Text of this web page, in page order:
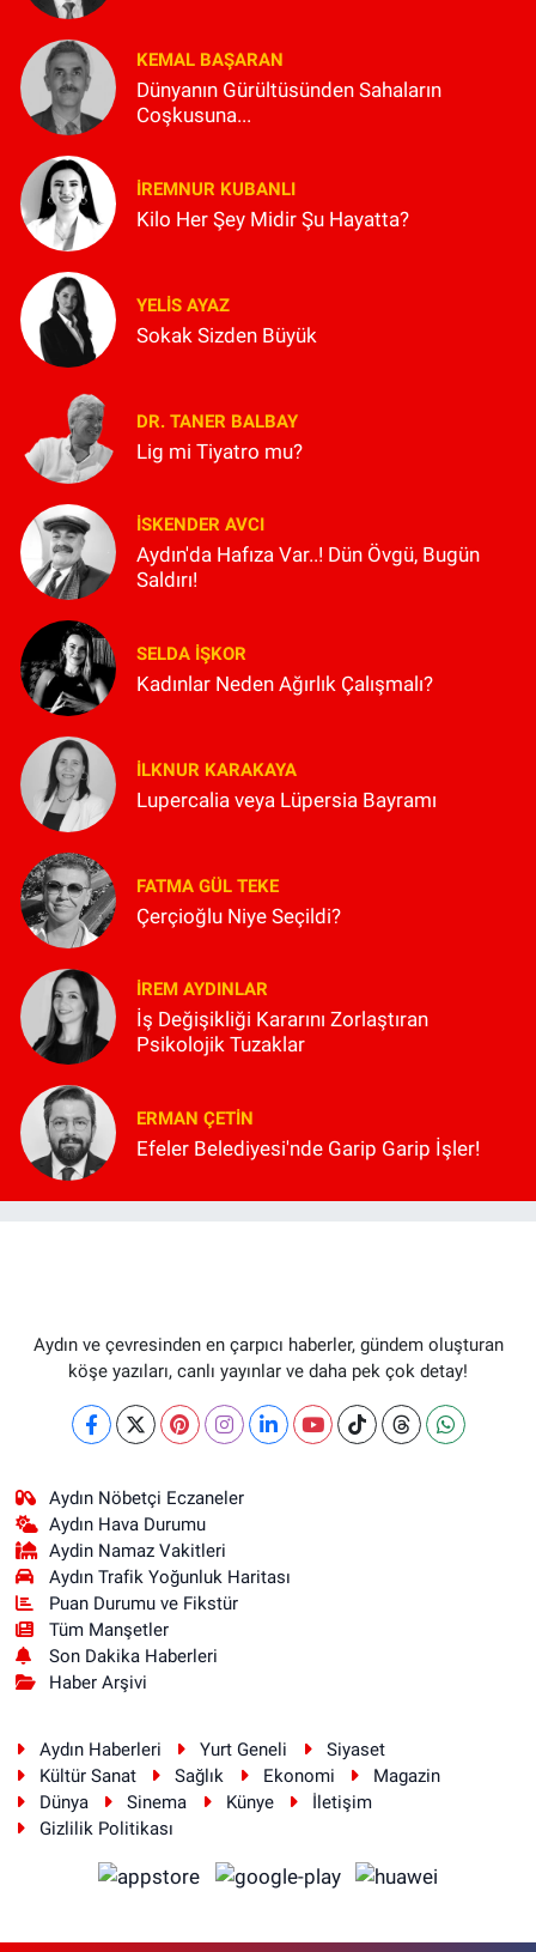
KEMAL BAŞARAN
Dünyanın Gürültüsünden Sahaların
Coşkusuna...
İREMNUR KUBANLI
Kilo Her Şey Midir Şu Hayatta?
YELIS AYAZ
Sokak Sizden Büyük
DR. TANER BALBAY
Lig mi Tiyatro mu?
İSKENDER AVCI
Aydın'da Hafıza Var..! Dün Övgü, Bugün
Saldırı!
SELDA İŞKOR
Kadınlar Neden Ağırlık Çalışmalı?
İLKNUR KARAKAYA
Lupercalia veya Lüpersia Bayramı
FATMA GÜL TEKE
Çerçioğlu Niye Seçildi?
İREM AYDINLAR
İş Değişikliği Kararını Zorlaştıran
Psikolojik Tuzaklar
ERMAN ÇETIN
Efeler Belediyesi'nde Garip Garip İşler!
Aydın ve çevresinden en çarpıcı haberler, gündem oluşturan
köşe yazıları, canlı yayınlar ve daha pek çok detay!
Aydın Nöbetçi Eczaneler
Aydın Hava Durumu
Aydin Namaz Vakitleri
Aydın Trafik Yoğunluk Haritası
Puan Durumu ve Fikstür
Tüm Manşetler
Son Dakika Haberleri
Haber Arşivi
Aydın Haberleri Yurt Geneli
Siyaset
Kültür Sanat
Sağlık Ekonomi
Magazin
Dünya
Sinema Künye
İletişim
Gizlilik Politikası